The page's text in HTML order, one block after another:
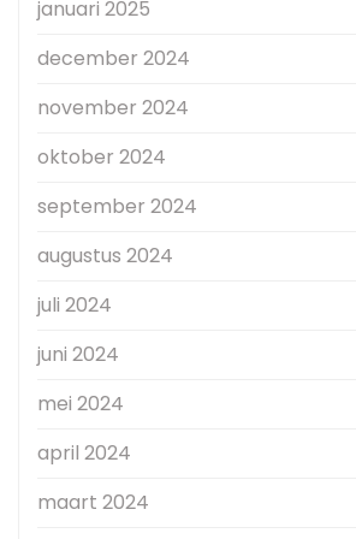
januari 2025
december 2024
november 2024
oktober 2024
september 2024
augustus 2024
juli 2024
juni 2024
mei 2024
april 2024
maart 2024